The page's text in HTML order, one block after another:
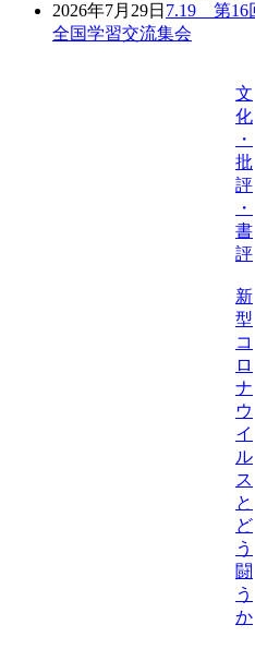
2026年7月29日 7.19 第16
全国学習交流集会
文
化
・
批
評
・
書
評
新
型
コ
ロ
ナ
ウ
イ
ル
ス
と
ど
う
闘
う
か